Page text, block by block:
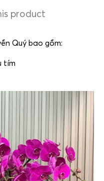
product
Quý bao gồm:
tím